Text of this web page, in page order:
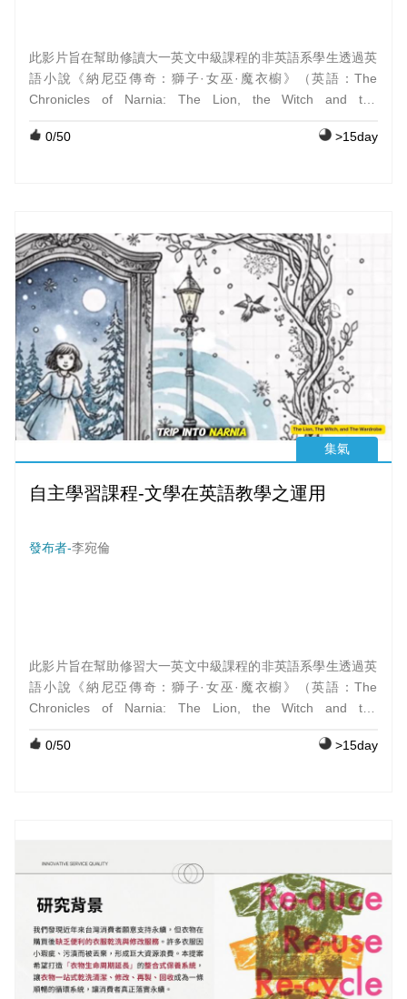
此影片旨在幫助修讀大一英文中級課程的非英語系學生透過英
語小說《納尼亞傳奇：獅子·女巫·魔衣櫥》（英語：The
Chronicles of Narnia: The Lion, the Witch and the
第二章,先以圖片和文字提供作者與此系列小說的相關背景知
0/50 >15day
集氣
自主學習課程-文學在英語教學之運用
發布者-李宛倫
此影片旨在幫助修習大一英文中級課程的非英語系學生透過英
語小說《納尼亞傳奇：獅子·女巫·魔衣櫥》（英語：The
Chronicles of Narnia: The Lion, the Witch and the
第二章,透過生動的圖片和動畫帶入故事情節並提供詳細的單字
0/50 >15day